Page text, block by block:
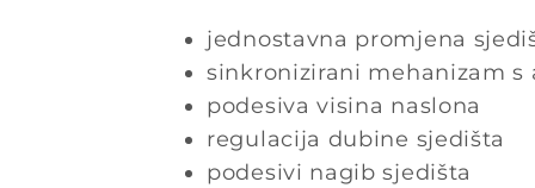
jednostavna promjena
sinkronizirani mehanizam
podesiva visina naslona
regulacija dubine sjedišta
podesivi nagib sjedišta